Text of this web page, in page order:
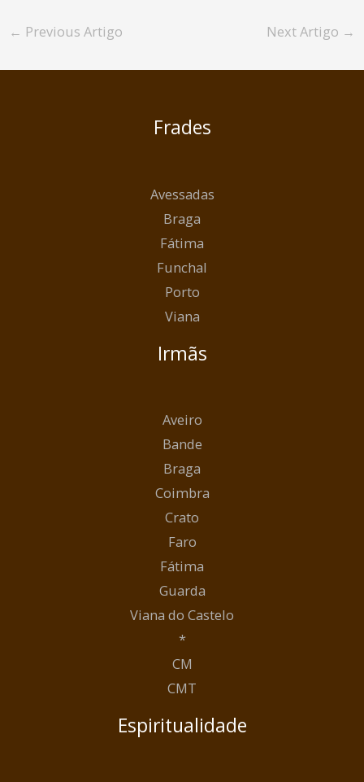
← Previous Artigo Next Artigo →
Frades
Avessadas
Braga
Fátima
Funchal
Porto
Viana
Irmãs
Aveiro
Bande
Braga
Coimbra
Crato
Faro
Fátima
Guarda
Viana do Castelo
*
CM
CMT
Espiritualidade